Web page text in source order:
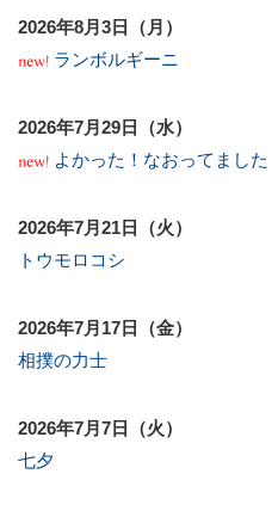
2026年8月3日（月）
ランボルギーニ
2026年7月29日（水）
よかった！なおってました
2026年7月21日（火）
トウモロコシ
2026年7月17日（金）
相撲の力士
2026年7月7日（火）
七夕